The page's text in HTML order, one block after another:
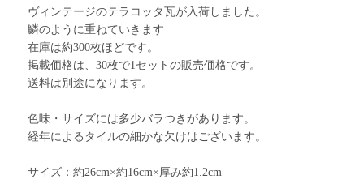
ヴィンテージのテラコッタ瓦が入荷しました。
鱗のように重ねていきます
在庫は約300枚ほどです。
掲載価格は、30枚で1セットの販売価格です。
送料は別途になります。
色味・サイズには多少バラつきがあります。
経年によるタイルの細かな欠けはございます。
サイズ：約26cm×約16cm×厚み約1.2cm